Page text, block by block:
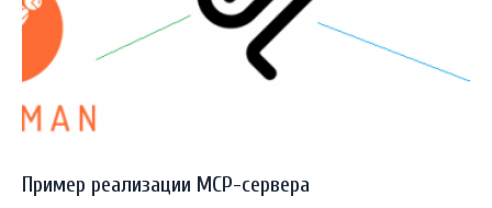
Пример реализации MCP-сервера